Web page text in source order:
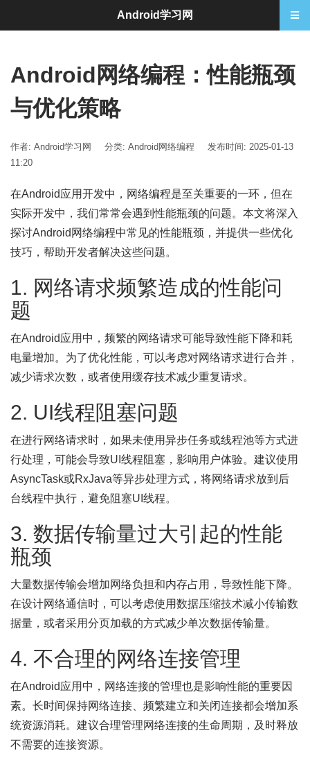
Android网络编程：性能瓶颈
与优化策略
作者: Android学习网 分类: Android网络编程
发布时间: 2025-01-13
11:20
在Android应用开发中，网络编程是至关重要的一环，但在
实际开发中，我们常常会遇到性能瓶颈的问题。本文将深入
探讨Android网络编程中常见的性能瓶颈，并提供一些优化
技巧，帮助开发者解决这些问题。
1. 网络请求频繁造成的性能问
题
在Android应用中，频繁的网络请求可能导致性能下降和耗
电量增加。为了优化性能，可以考虑对网络请求进行合并，
减少请求次数，或者使用缓存技术减少重复请求。
2. UI线程阻塞问题
在进行网络请求时，如果未使用异步任务或线程池等方式进
行处理，可能会导致UI线程阻塞，影响用户体验。建议使用
AsyncTask或RxJava等异步处理方式，将网络请求放到后
台线程中执行，避免阻塞UI线程。
3. 数据传输量过大引起的性能
瓶颈
大量数据传输会增加网络负担和内存占用，导致性能下降。
在设计网络通信时，可以考虑使用数据压缩技术减小传输数
据量，或者采用分页加载的方式减少单次数据传输量。
4. 不合理的网络连接管理
在Android应用中，网络连接的管理也是影响性能的重要因
素。长时间保持网络连接、频繁建立和关闭连接都会增加系
统资源消耗。建议合理管理网络连接的生命周期，及时释放
不需要的连接资源。
Android学习网